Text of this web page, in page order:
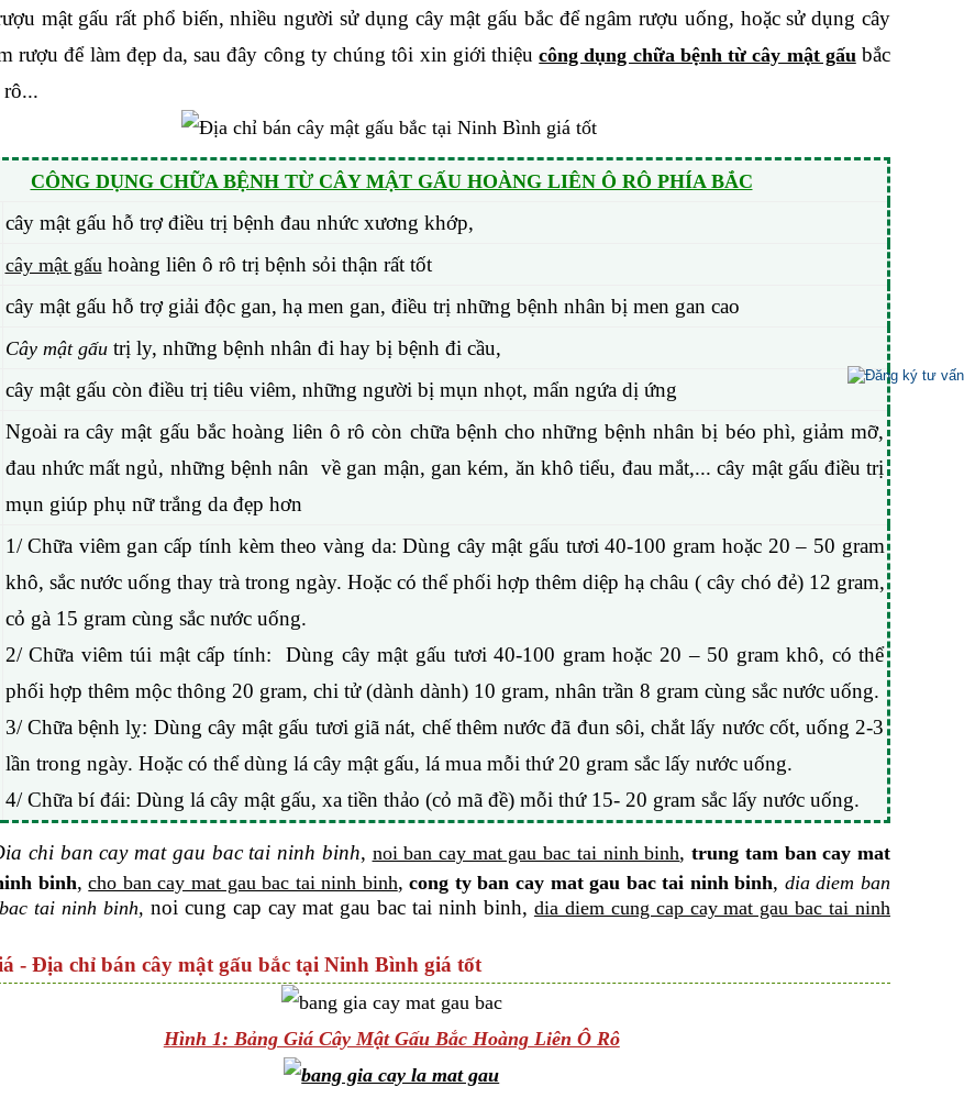
mật gấu rất phổ biến, nhiều người sử dụng cây mật gấu bắc để ngâm rượu uống, hoặc sử dụng cây
rượu để làm đẹp da, sau đây công ty chúng tôi xin giới thiệucông dụng chữa bệnh từ cây mật gấu bắc
CÔNG DỤNG CHỮA BỆNH TỪ CÂY MẬT GẤU HOÀNG LIÊN Ô RÔ PHÍA BẮC
cây mật gấu hỗ trợ điều trị bệnh đau nhức xương khớp,
cây mật gấu hoàng liên ô rô trị bệnh sỏi thận rất tốt
cây mật gấu hỗ trợ giải độc gan, hạ men gan, điều trị những bệnh nhân bị men gan cao
Cây mật gấutrị ly, những bệnh nhân đi hay bị bệnh đi cầu,
cây mật gấu còn điều trị tiêu viêm, những người bị mụn nhọt, mẩn ngứa dị ứng
Ngoài ra cây mật gấu bắc hoàng liên ô rô còn chữa bệnh cho những bệnh nhân bị béo phì, giảm mỡ,
đau nhức mất ngủ, những bệnh nân về gan mận, gan kém, ăn khô tiểu, đau mắt,... cây mật gấu điều trị
mụn giúp phụ nữ trắng da đẹp hơn
1/ Chữa viêm gan cấp tính kèm theo vàng da: Dùng cây mật gấu tươi 40-100 gram hoặc 20 – 50 gram
khô, sắc nước uống thay trà trong ngày. Hoặc có thể phối hợp thêm diệp hạ châu ( cây chó đẻ) 12 gram,
cỏ gà 15 gram cùng sắc nước uống.
2/ Chữa viêm túi mật cấp tính: Dùng cây mật gấu tươi 40-100 gram hoặc 20 – 50 gram khô, có thể
phối hợp thêm mộc thông 20 gram, chi tử (dành dành) 10 gram, nhân trần 8 gram cùng sắc nước uống.
3/ Chữa bệnh lỵ: Dùng cây mật gấu tươi giã nát, chế thêm nước đã đun sôi, chắt lấy nước cốt, uống 2-3
lần trong ngày. Hoặc có thể dùng lá cây mật gấu, lá mua mỗi thứ 20 gram sắc lấy nước uống.
4/ Chữa bí đái: Dùng lá cây mật gấu, xa tiền thảo (cỏ mã đề) mỗi thứ 15- 20 gram sắc lấy nước uống.
chi ban cay mat gau bac tai ninh binh, noi ban cay mat gau bac tai ninh binh, trung tam ban cay mat
binh,cho ban cay mat gau bac tai ninh binh,cong ty ban cay mat gau bac tai ninh binh, dia diem ban
tai ninh binh, noi cung cap cay mat gau bac tai ninh binh, dia diem cung cap cay mat gau bac tai ninh
- Địa chỉ bán cây mật gấu bắc tại Ninh Bình giá tốt
Hình 1: Bảng Giá Cây Mật Gấu Bắc Hoàng Liên Ô Rô